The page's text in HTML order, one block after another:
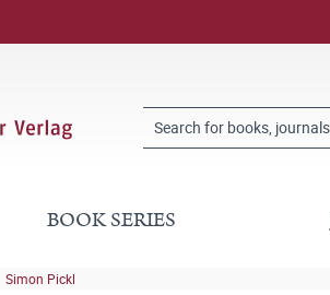
BOOK SERIES
Simon Pickl